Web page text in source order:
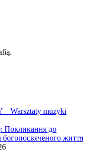
Warsztaty muzyki
Покликання до
життя